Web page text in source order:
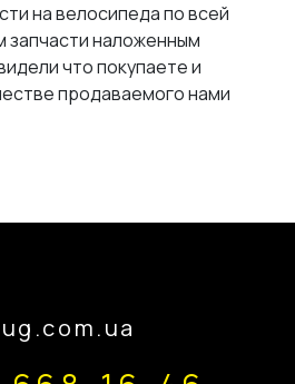
на велосипеда по всей
запчасти наложенным
что покупаете и
продаваемого нами